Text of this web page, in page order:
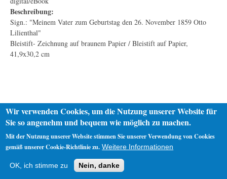
Beschreibung:
Sign.: "Meinem Vater zum Geburtstag den 26. November 1859 Otto
Lilienthal"
Bleistift- Zeichnung auf braunem Papier / Bleistift auf Papier,
41,9x30,2 cm
Impressum
Wir verwenden Cookies, um die Nutzung unserer Website für
Sie so angenehm und bequem wie möglich zu machen.
Mit der Nutzung unserer Website stimmen Sie unserer Verwendung von Cookies
gemäß unserer Cookie-Richtlinie zu. Weitere Informationen
OK, ich stimme zu Nein, danke